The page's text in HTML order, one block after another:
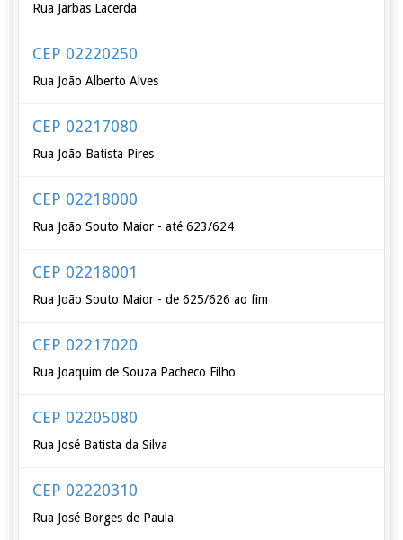
Rua Jarbas Lacerda
CEP 02220250
Rua João Alberto Alves
CEP 02217080
Rua João Batista Pires
CEP 02218000
Rua João Souto Maior - até 623/624
CEP 02218001
Rua João Souto Maior - de 625/626 ao fim
CEP 02217020
Rua Joaquim de Souza Pacheco Filho
CEP 02205080
Rua José Batista da Silva
CEP 02220310
Rua José Borges de Paula